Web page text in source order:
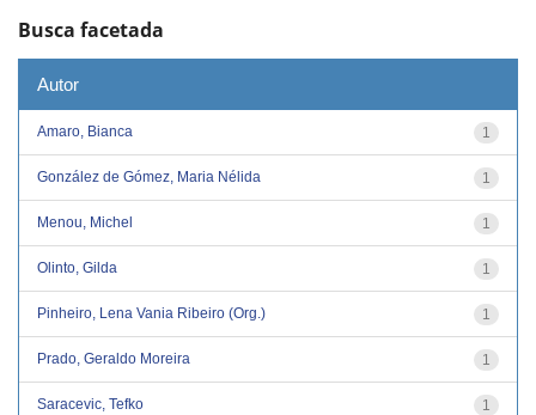
Busca facetada
Autor
1
Amaro, Bianca
1
González de Gómez, Maria Nélida
1
Menou, Michel
1
Olinto, Gilda
1
Pinheiro, Lena Vania Ribeiro (Org.)
1
Prado, Geraldo Moreira
1
Saracevic, Tefko